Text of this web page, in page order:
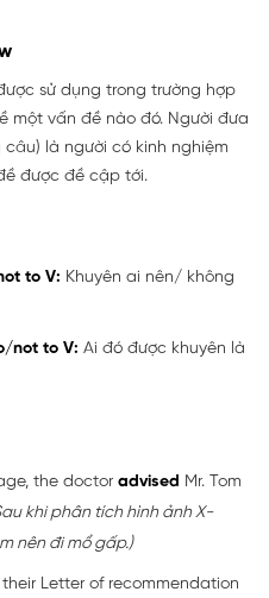
sử dụng trong trường hợp
một vấn đề nào đó. Người đưa
là người có kinh nghiệm
được đề cập tới.
to V: Khuyên ai nên/ không
not to V: Ai đó được khuyên là
the doctor advised Mr. Tom
khi phân tích hình ảnh X-
nên đi mổ gấp.)
Letter of recommendation